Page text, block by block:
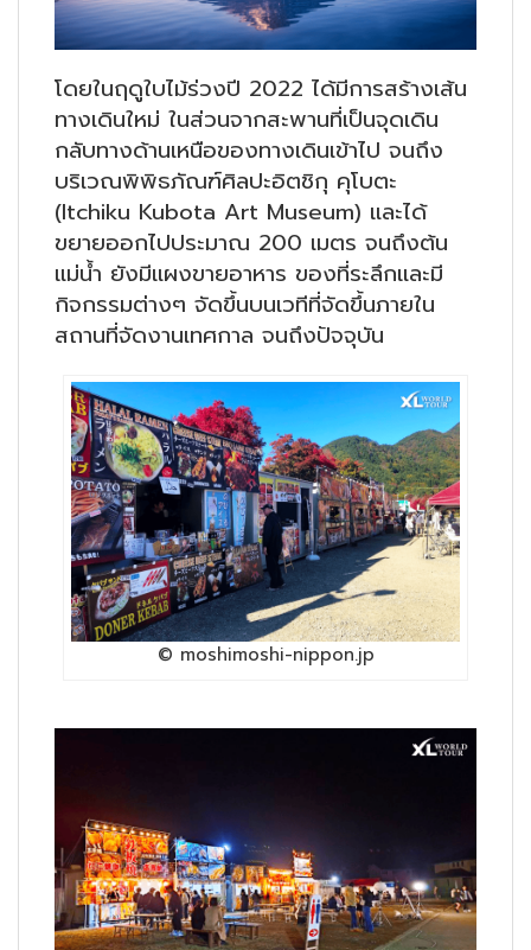
โดยในฤดูใบไม้ร่วงปี 2022 ได้มีการสร้างเส้น
ทางเดินใหม่ ในส่วนจากสะพานที่เป็นจุดเดิน
กลับทางด้านเหนือของทางเดินเข้าไป จนถึง
บริเวณพิพิธภัณฑ์ศิลปะอิตชิกุ คุโบตะ
(Itchiku Kubota Art Museum) และได้
ขยายออกไปประมาณ 200 เมตร จนถึงต้น
แม่น้ำ ยังมีแผงขายอาหาร ของที่ระลึกและมี
กิจกรรมต่างๆ จัดขึ้นบนเวทีที่จัดขึ้นภายใน
สถานที่จัดงานเทศกาล จนถึงปัจจุบัน
© moshimoshi-nippon.jp